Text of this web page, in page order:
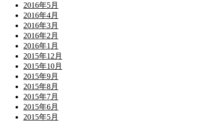
2016年5月
2016年4月
2016年3月
2016年2月
2016年1月
2015年12月
2015年10月
2015年9月
2015年8月
2015年7月
2015年6月
2015年5月